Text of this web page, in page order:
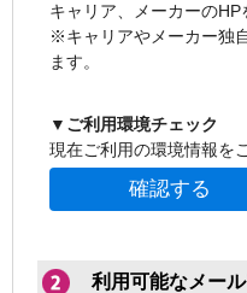
キャリア、メーカーのHP
※キャリアやメーカー独
ます。
▼ご利用環境チェック
現在ご利用の環境情報を
確認する
利用可能なメー